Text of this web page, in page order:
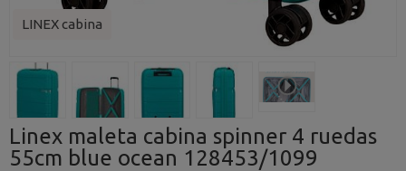
LINEX cabina
Linex maleta cabina spinner 4 ruedas
55cm blue ocean 128453/1099